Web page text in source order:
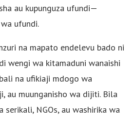
au kupunguza ufundi—
ufundi.
na mapato endelevu bado ni
wengi wa kitamaduni wanaishi
na ufikiaji mdogo wa
au muunganisho wa dijiti. Bila
NGOs, au washirika wa